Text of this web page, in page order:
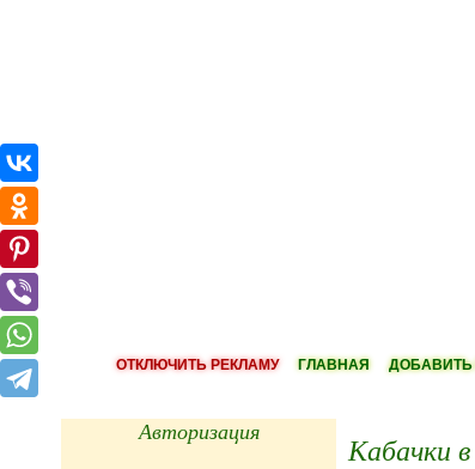
ОТКЛЮЧИТЬ РЕКЛАМУ ГЛАВНАЯ ДОБАВИТЬ
Авторизация Кабачки